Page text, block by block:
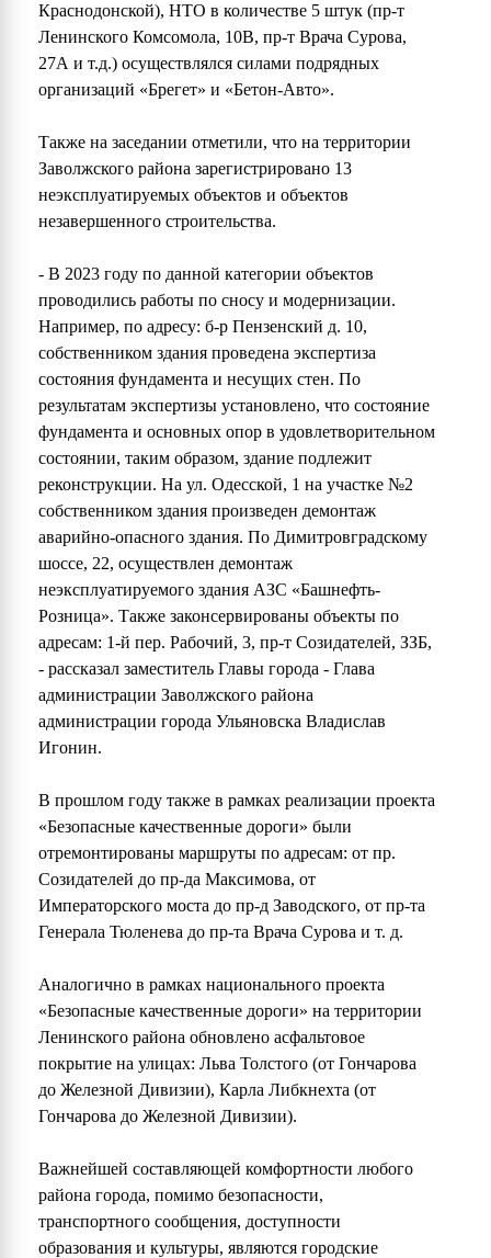
Краснодонской), НТО в количестве 5 штук (пр-т
Ленинского Комсомола, 10В, пр-т Врача Сурова,
27А и т.д.) осуществлялся силами подрядных
организаций «Брегет» и «Бетон-Авто».
Также на заседании отметили, что на территории
Заволжского района зарегистрировано 13
неэксплуатируемых объектов и объектов
незавершенного строительства.
- В 2023 году по данной категории объектов
проводились работы по сносу и модернизации.
Например, по адресу: б-р Пензенский д. 10,
собственником здания проведена экспертиза
состояния фундамента и несущих стен. По
результатам экспертизы установлено, что состояние
фундамента и основных опор в удовлетворительном
состоянии, таким образом, здание подлежит
реконструкции. На ул. Одесской, 1 на участке №2
собственником здания произведен демонтаж
аварийно-опасного здания. По Димитровградскому
шоссе, 22, осуществлен демонтаж
неэксплуатируемого здания АЗС «Башнефть-
Розница». Также законсервированы объекты по
адресам: 1-й пер. Рабочий, 3, пр-т Созидателей, ЗЗБ,
- рассказал заместитель Главы города - Глава
администрации Заволжского района
администрации города Ульяновска Владислав
Игонин.
В прошлом году также в рамках реализации проекта
«Безопасные качественные дороги» были
отремонтированы маршруты по адресам: от пр.
Созидателей до пр-да Максимова, от
Императорского моста до пр-д Заводского, от пр-та
Генерала Тюленева до пр-та Врача Сурова и т. д.
Аналогично в рамках национального проекта
«Безопасные качественные дороги» на территории
Ленинского района обновлено асфальтовое
покрытие на улицах: Льва Толстого (от Гончарова
до Железной Дивизии), Карла Либкнехта (от
Гончарова до Железной Дивизии).
Важнейшей составляющей комфортности любого
района города, помимо безопасности,
транспортного сообщения, доступности
образования и культуры, являются городские